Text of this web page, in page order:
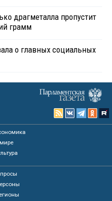
драгметалла пропустит
грамм
о главных социальных